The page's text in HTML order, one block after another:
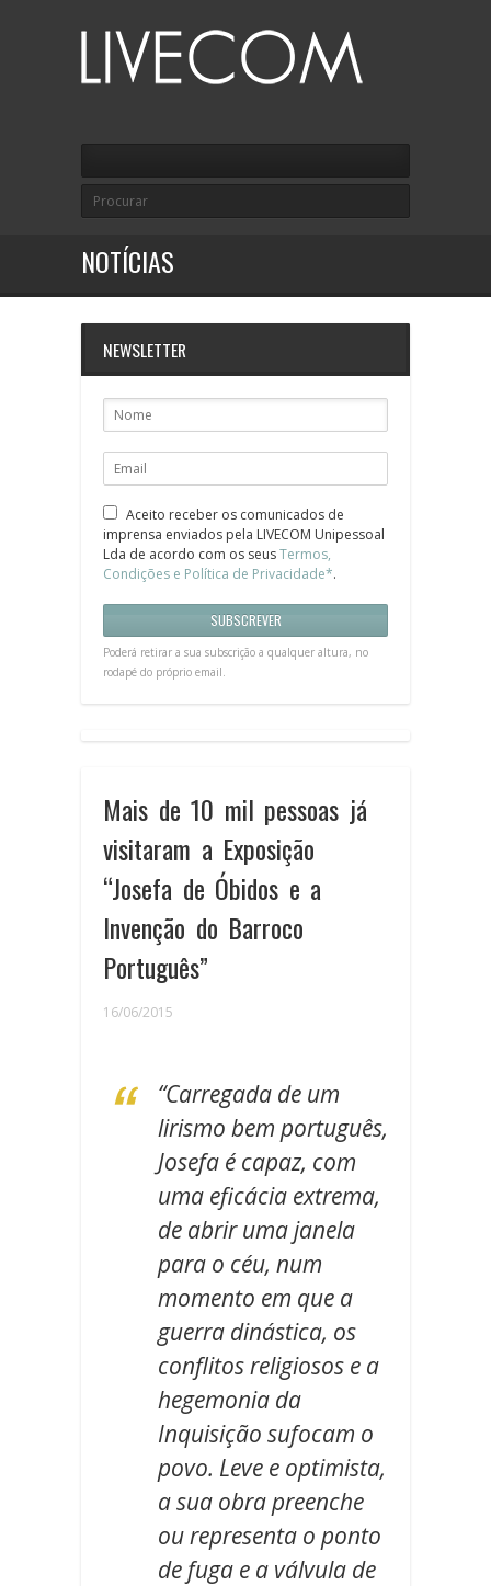
NOTÍCIAS
NEWSLETTER
Aceito receber os comunicados de
imprensa enviados pela LIVECOM Unipessoal
Lda de acordo com os seusTermos,
Condições e Política de Privacidade*.
Poderá retirar a sua subscrição a qualquer altura, no
rodapé do próprio email.
Mais de 10 mil pessoas já
visitaram a Exposição
“Josefa de Óbidos e a
Invenção do Barroco
Português”
16/06/2015
“Carregada de um
lirismo bem português,
Josefa é capaz, com
uma eficácia extrema,
de abrir uma janela
para o céu, num
momento em que a
guerra dinástica, os
conflitos religiosos e a
hegemonia da
Inquisição sufocam o
povo. Leve e optimista,
a sua obra preenche
ou representa o ponto
de fuga e a válvula de